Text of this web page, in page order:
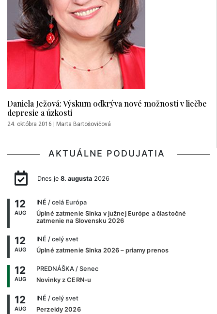
Daniela Ježová: Výskum odkrýva nové možnosti v liečbe
depresie a úzkosti
24. októbra 2016 Marta Bartošovičová
AKTUÁLNE PODUJATIA
Dnes je 8. augusta2026
12
AUG
INÉ / celá Európa
Úplné zatmenie Slnka v južnej Európe a čiastočné
zatmenie na Slovensku 2026
12
AUG
INÉ / celý svet
Úplné zatmenie Slnka 2026 – priamy prenos
12
AUG
PREDNÁŠKA / Senec
Novinky z CERN-u
12
AUG
INÉ / celý svet
Perzeidy 2026